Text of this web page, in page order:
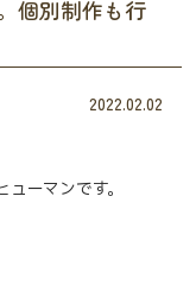
個別制作も行
2022.02.02
ーマンです。